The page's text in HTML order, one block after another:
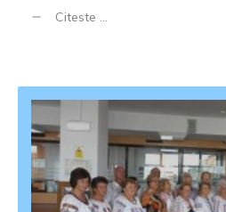
Citeste ...